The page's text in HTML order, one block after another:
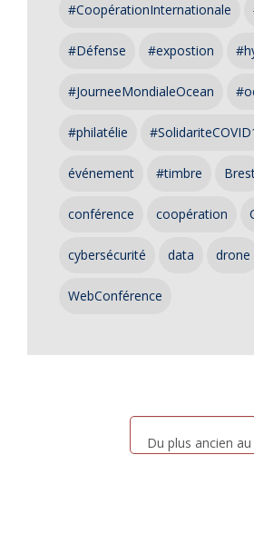
#CoopérationInternationale
#Défense #expostion
#JourneeMondialeOcean
#philatélie
événement #timbre
conférence coopération
cybersécurité data drone
WebConférence
Du plus ancien